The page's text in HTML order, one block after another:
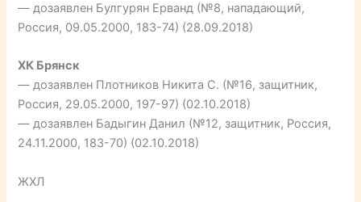
— дозаявлен Булгурян Ерванд (№8, нападающий,
Россия, 09.05.2000, 183-74) (28.09.2018)
ХК Брянск
— дозаявлен Плотников Никита С. (№16, защитник,
Россия, 29.05.2000, 197-97) (02.10.2018)
— дозаявлен Бадыгин Данил (№12, защитник, Россия,
24.11.2000, 183-70) (02.10.2018)
ЖХЛ